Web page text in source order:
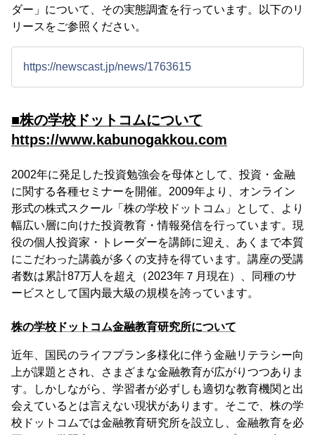
ダー」について、その実態調査を行っています。以下のリ
リースをご参照ください。
https://newscast.jp/news/1763615
■株の学校ドットコムについて
https://www.kabunogakkou.com
2002年に発足した投資勉強会を母体として、投資・金融
に関する各種セミナーを開催。2009年より、オンライン
形式の株式スクール「株の学校ドットコム」として、より
幅広い層に向けた投資教育・情報発信を行っています。現
役の個人投資家・トレーダーを講師に迎え、あくまで本質
にこだわった講義が多くの支持を得ています。講座の受講
者数は累計87万人を超え（2023年７月現在）、同種のサ
ービスとして国内最大級の規模を誇っています。
株の学校ドットコム金融教育研究所について
近年、国民のライフプラン多様化に伴う金融リテラシー向
上が課題とされ、さまざまな金融教育が広がりつつありま
す。しかしながら、学習者が必ずしも適切な教育機関と出
会えているとは言えない現状があります。そこで、株の学
校ドットコムでは金融教育研究所を設立し、金融教育を必